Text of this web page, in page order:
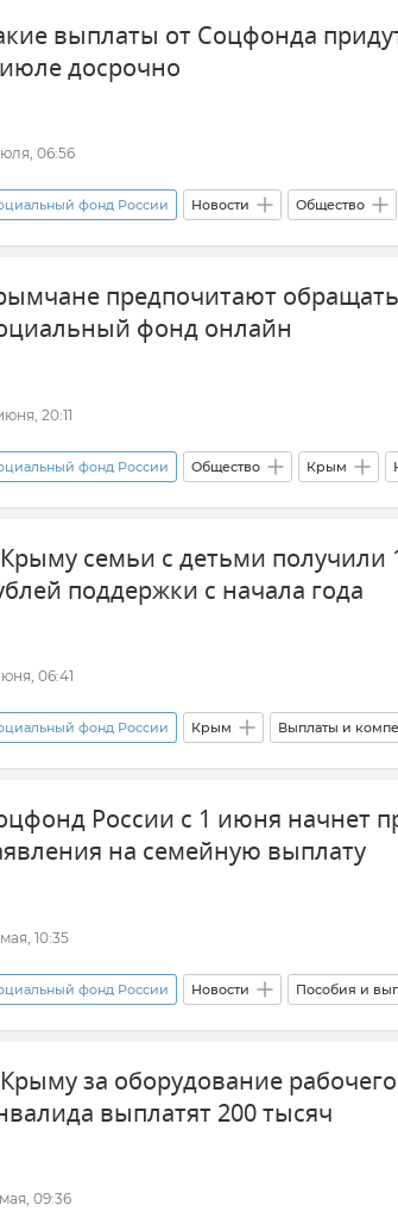
выплаты от Соцфонда
досрочно
06:56
фонд России Новости Общество
и выплаты Соцвыплаты Россия
предпочитают
фонд онлайн
20:11
фонд России Общество Крым
семьи с детьми получили
поддержки с начала года
06:41
фонд России Крым Выплаты и
семья Общество Новости
России с 1 июня начнет
на семейную выплату
10:35
фонд России Новости Пособия и
семья
за оборудование
выплатят 200 тысяч
09:36